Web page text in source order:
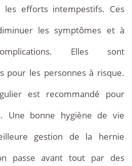
efforts intempestifs. Ces
les symptômes et à
Elles sont
pour les personnes à risque.
est recommandé pour
Une bonne hygiène de vie
gestion de la hernie
passe avant tout par des